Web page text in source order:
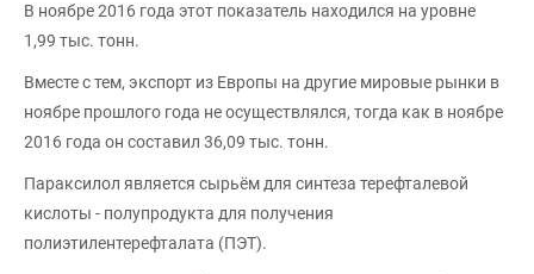
В ноябре 2016 года этот показатель находился на уровне
1,99 тыс. тонн.
Вместе с тем, экспорт из Европы на другие мировые рынки в
ноябре прошлого года не осуществлялся, тогда как в ноябре
2016 года он составил 36,09 тыс. тонн.
Параксилол является сырьём для синтеза терефталевой
кислоты - полупродукта для получения
полиэтилентерефталата (ПЭТ).